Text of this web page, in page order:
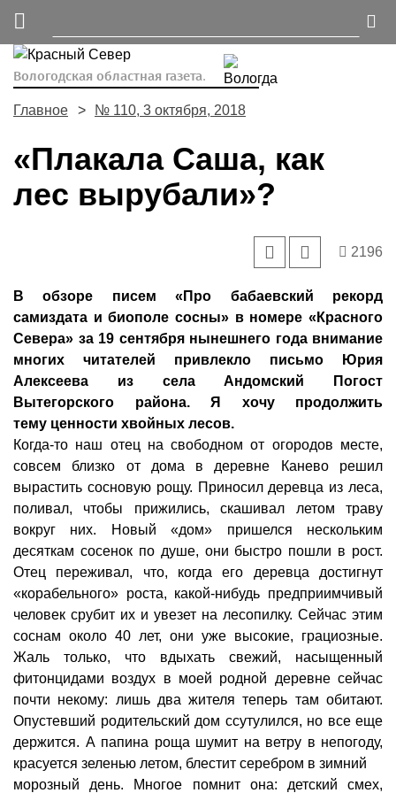
Вологодская областная газета.
Главное № 110, 3 октября, 2018
«Плакала Саша, как
лес вырубали»?
2196
В обзоре писем «Про бабаевский рекорд
самиздата и биополе сосны» в номере «Красного
Севера» за 19 сентября нынешнего года внимание
многих читателей привлекло письмо Юрия
Алексеева из села Андомский Погост
Вытегорского района. Я хочу продолжить
тему ценности хвойных лесов.
Когда-то наш отец на свободном от огородов месте,
совсем близко от дома в деревне Канево решил
вырастить сосновую рощу. Приносил деревца из леса,
поливал, чтобы прижились, скашивал летом траву
вокруг них. Новый «дом» пришелся нескольким
десяткам сосенок по душе, они быстро пошли в рост.
Отец переживал, что, когда его деревца достигнут
«корабельного» роста, какой-нибудь предприимчивый
человек срубит их и увезет на лесопилку. Сейчас этим
соснам около 40 лет, они уже высокие, грациозные.
Жаль только, что вдыхать свежий, насыщенный
фитонцидами воздух в моей родной деревне сейчас
почти некому: лишь два жителя теперь там обитают.
Опустевший родительский дом ссутулился, но все еще
держится. А папина роща шумит на ветру в непогоду,
красуется зеленью летом, блестит серебром в зимний
морозный день. Многое помнит она: детский смех,